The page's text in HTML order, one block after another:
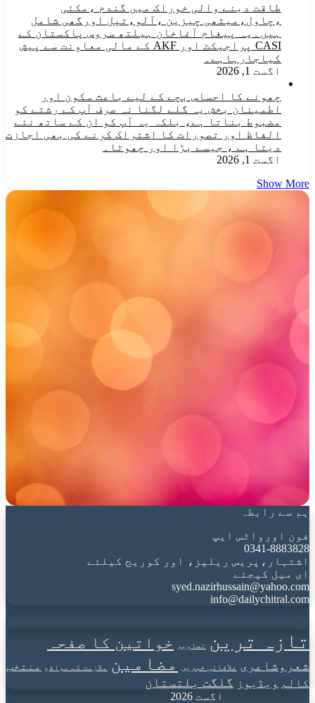
طاقت دینے والی خوراک میں گندم ،مکئی
،چاول،میٹھی چیزین ،آلو،تیل اورگھی شامل
ہیں۔یہ پیغام آغاخان ہیلتھ سروس پاکستان کے
CASI پراجیکٹ اور AKF کے مالی معاونت سے پیش
کیاجارہاہے۔
اگست 1, 2026
چھونے کا احساس بچے کے لیے باعث سکون اور
اطمینان بخش یہ گلے لگنا نہ صرف آپ کے رشتے کو
مضبوط بناتا ہے، بلکہ یہ آپ کو ان کے ساتھ نئے
الفاظ اور تصورات کا اشتراک کرنے کی بھی اجازت
دیتا ہے ، جیسے بڑا اور چھوٹا۔
اگست 1, 2026
Show More
ہم سے رابطہ
فون اورواٹس ایپ
0341-8883828
اشتہار،پریس ریلیز، اور کوریج کیلئے
ای میل کیجئے
syed.nazirhussain@yahoo.com
info@dailychitral.com
تازہ ترین تصاویر خواتین کا صفحہ
شعروشاعری علاقائی خبریں مضامین ملازمت کے مواقع
منتخب
کالم ویڈیوز گلگت بلتستان
اگست 2026